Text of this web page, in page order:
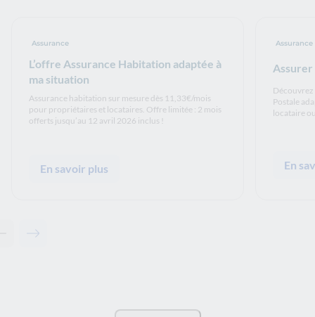
L’offre Assurance Habitation adaptée à
ma situation
Assurance
Assurance habitation sur mesure dès 11,33€/mois
pour propriétaires et locataires. Offre limitée : 2 mois
offerts jusqu’au 12 avril 2026 inclus !
En savoir plus
Assurer
Assurance
Postale
locataire
En
Contenu précédent - Solutions associées
Contenu suivant - Solutions associées